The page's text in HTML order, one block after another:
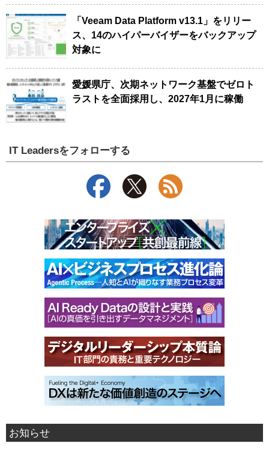
「Veeam Data Platform v13.1」をリリー
ス、14のハイパーバイザーをバックアップ
対象に
愛媛県庁、次期ネットワーク基盤でゼロト
ラストを全面採用し、2027年1月に稼働
IT Leadersをフォローする
お知らせ